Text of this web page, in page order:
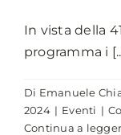
In vista della
programma i
Di Emanuele
2024 | Eventi |
Continua a